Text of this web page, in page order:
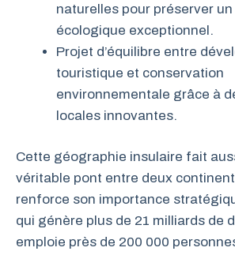
naturelles pour préserver
écologique exceptionnel.
Projet d’équilibre entre
touristique et conservation
environnementale grâce à
locales innovantes.
Cette géographie insulaire fait
véritable pont entre deux
renforce son importance
qui génère plus de 21 milliards de
emploie près de 200 000